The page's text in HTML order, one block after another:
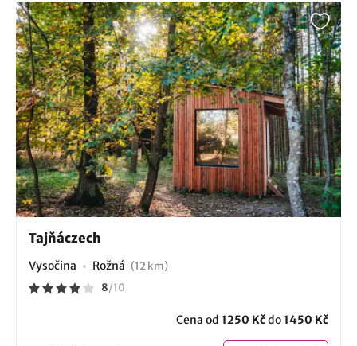
Tajňáczech
Vysočina Rožná (12 km)
8/10
Cena od 1250 Kčdo1450 Kč